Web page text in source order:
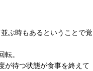
ぶ時もあるということで覚
。
が待つ状態が食事を終えて